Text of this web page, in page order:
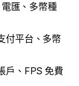
匯、多幣種
付平台、多幣
戶、FPS 免費